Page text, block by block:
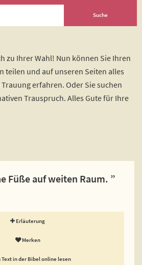
zu Ihrer Wahl! Nun können Sie Ihren
teilen und auf unseren Seiten alles
erfahren. Oder Sie suchen
Trauspruch. Alles Gute für Ihre
Füße auf weiten Raum. ”
Erläuterung
Merken
Text in der Bibel online lesen